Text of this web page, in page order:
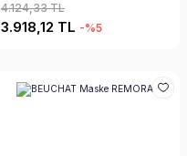
4.124,33 TL
3.918,12 TL -%5